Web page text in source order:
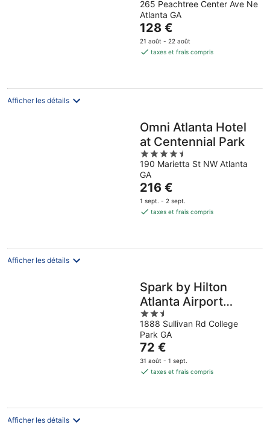
out
of
5
265 Peachtree Center Ave Ne
Atlanta GA
Le
prix
est
par
128 €
21 août - 22 août
taxes et frais compris
Afficher les détails
Omni Atlanta Hotel
at Centennial Park
4.5
out
of
5
190 Marietta St NW Atlanta
GA
Le
prix
est
par
216 €
1 sept. - 2 sept.
taxes et frais compris
Afficher les détails
Spark by Hilton
Atlanta Airport
South College Park
2.5
out
of
5
1888 Sullivan Rd College
Park GA
Le
prix
est
par
72 €
31 août - 1 sept.
taxes et frais compris
Afficher les détails